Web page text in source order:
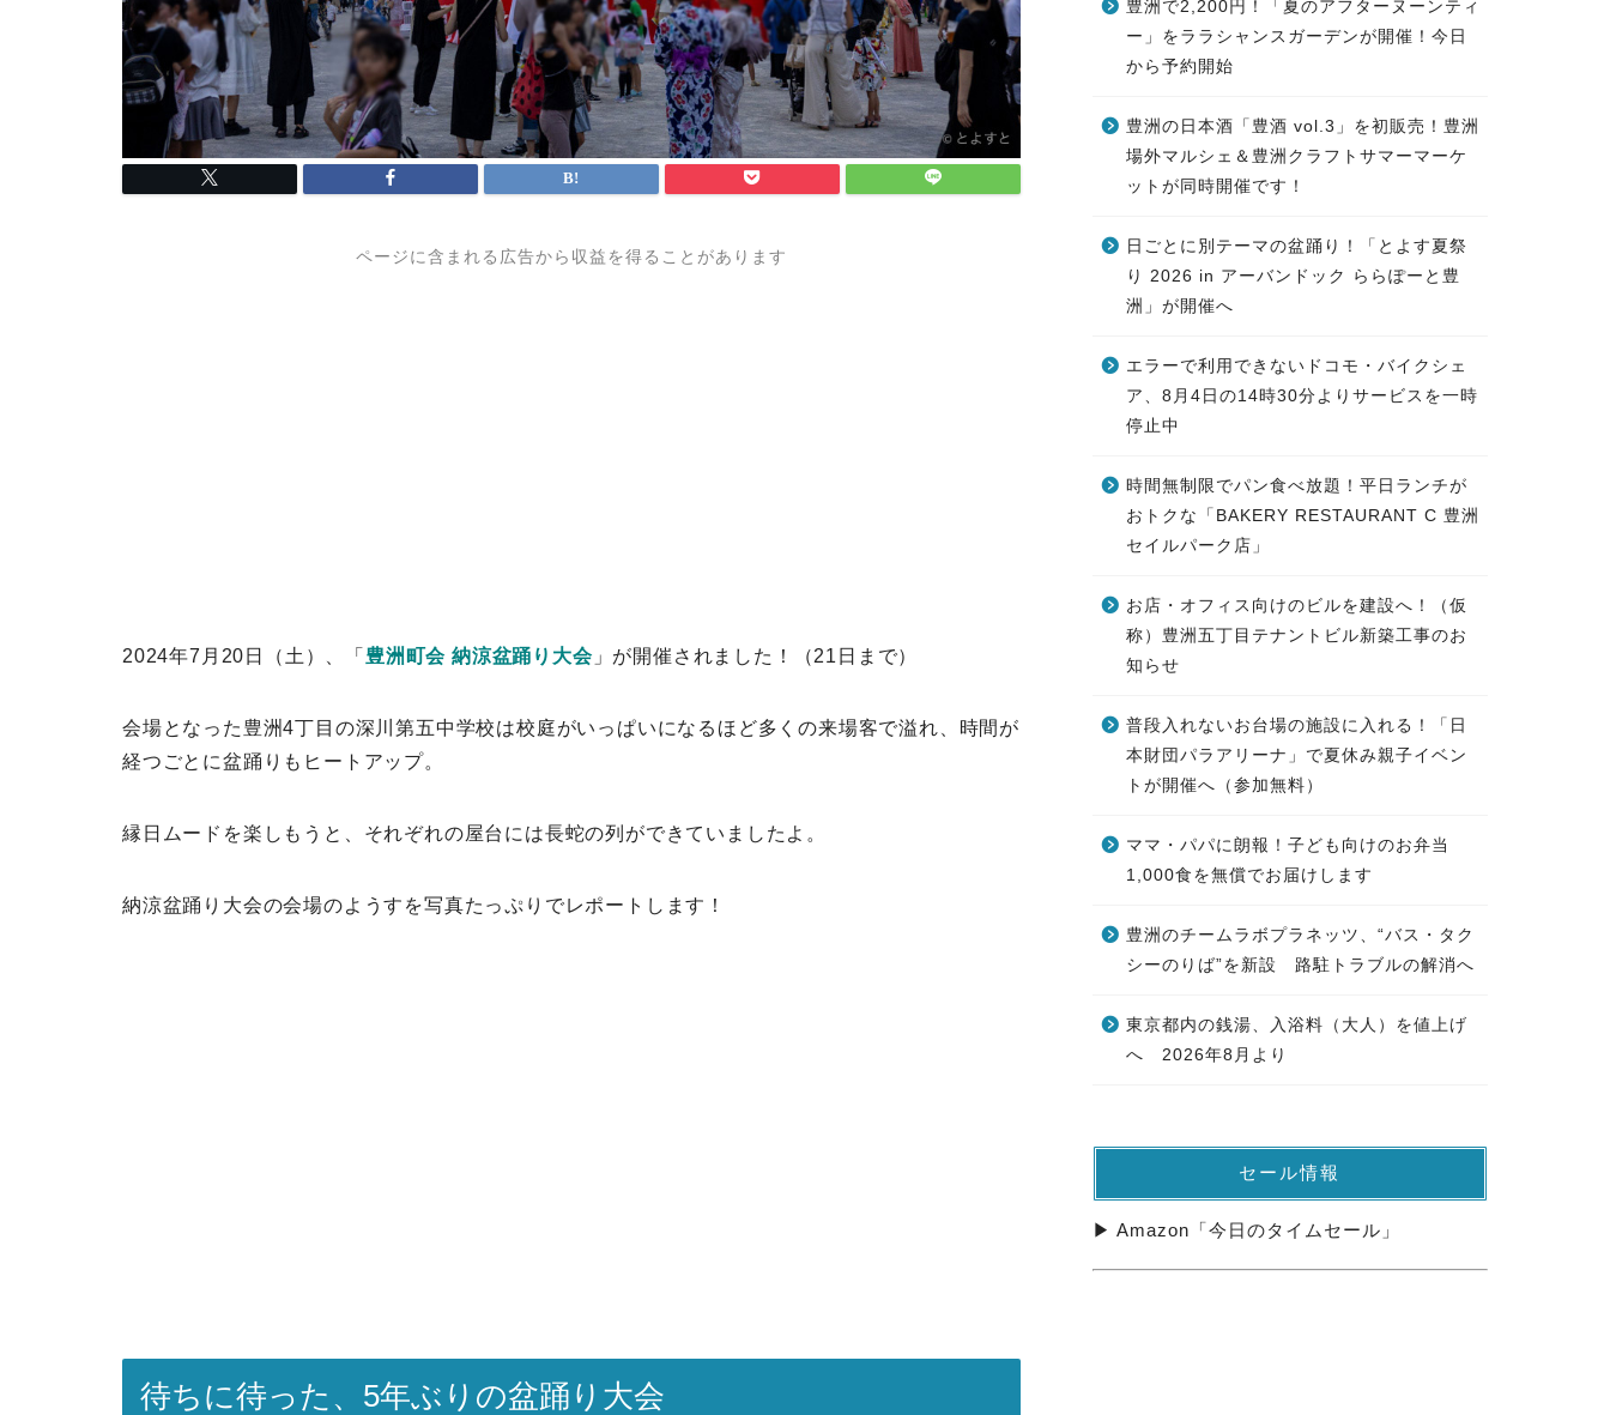
ページに含まれる広告から収益を得ることがあります
2024年7月20日（土）、「 豊洲町会 納涼盆踊り大会」が開催されました！（21日まで）
会場となった豊洲4丁目の深川第五中学校は校庭がいっぱいになるほど多くの来場客で溢れ、時間が
経つごとに盆踊りもヒートアップ。
縁日ムードを楽しもうと、それぞれの屋台には長蛇の列ができていましたよ。
納涼盆踊り大会の会場のようすを写真たっぷりでレポートします！
待ちに待った、5年ぶりの盆踊り大会
豊洲で2,200円！「夏のアフターヌーンティ
ー」をララシャンスガーデンが開催！今日
から予約開始
豊洲の日本酒「豊酒 vol.3」を初販売！豊洲
場外マルシェ＆豊洲クラフトサマーマーケ
ットが同時開催です！
日ごとに別テーマの盆踊り！「とよす夏祭
り 2026 in アーバンドック ららぽーと豊
洲」が開催へ
エラーで利用できないドコモ・バイクシェ
ア、8月4日の14時30分よりサービスを一時
停止中
時間無制限でパン食べ放題！平日ランチが
おトクな「BAKERY RESTAURANT C 豊洲
セイルパーク店」
お店・オフィス向けのビルを建設へ！（仮
称）豊洲五丁目テナントビル新築工事のお
知らせ
普段入れないお台場の施設に入れる！「日
本財団パラアリーナ」で夏休み親子イベン
トが開催へ（参加無料）
ママ・パパに朗報！子ども向けのお弁当
1,000食を無償でお届けします
豊洲のチームラボプラネッツ、“バス・タク
シーのりば”を新設 路駐トラブルの解消へ
東京都内の銭湯、入浴料（大人）を値上げ
へ 2026年8月より
セール情報
▶ Amazon「今日のタイムセール」